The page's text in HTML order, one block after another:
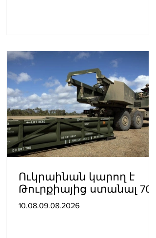
Ուկրաինան կարող է
Թուրքիայից ստանալ 70
ATACMS հրթիռներ
10.08.09.08.2026